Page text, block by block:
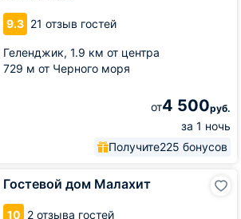
9.3 21 отзыв гостей
Геленджик, 1.9 км от центра
729 м от Черного моря
от4 500руб.
за 1 ночь
Получите225 бонусов
Гостевой дом Малахит
10 2 отзыва гостей